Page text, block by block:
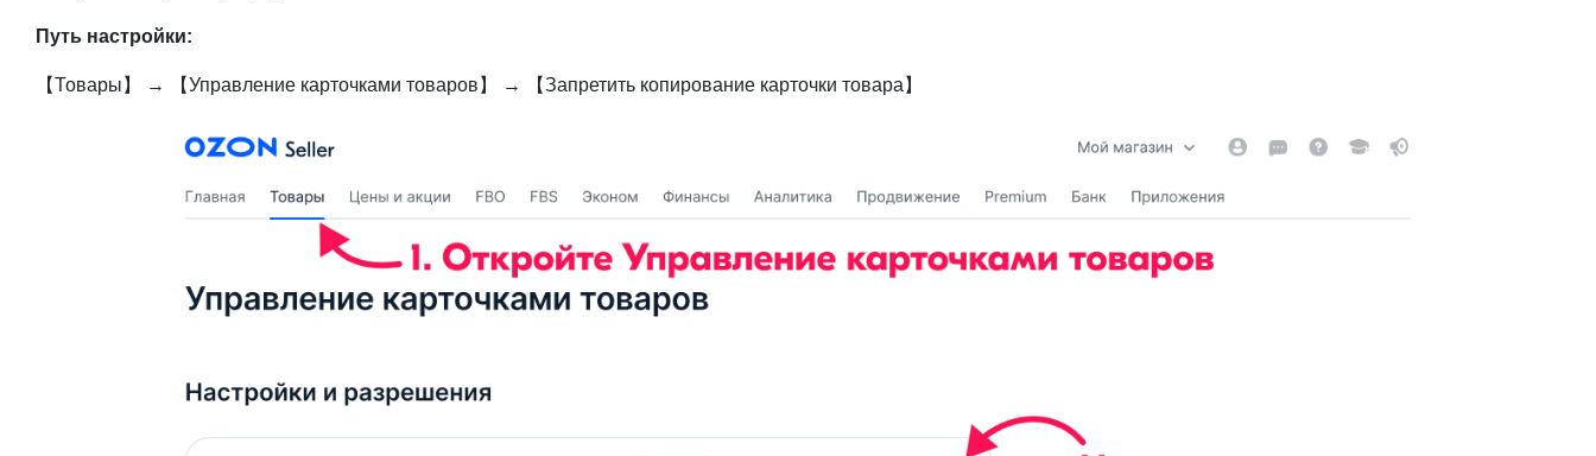
Путь настройки:
【Товары】 → 【Управление карточками товаров】 → 【Запретить копирование карточки товара】